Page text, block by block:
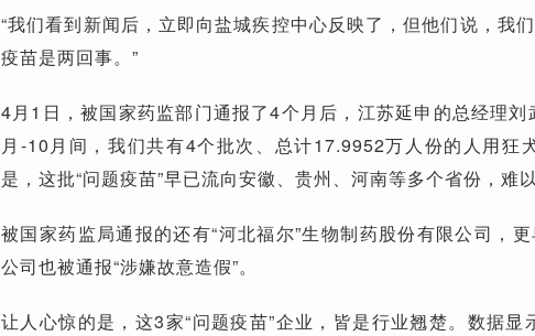
“我们看到新闻后，立即向盐城疾控中心反映了，但他们说，我
疫苗是两回事。”
4月1日，被国家药监部门通报了4个月后，江苏延申的总经理
月-10月间，我们共有4个批次、总计17.9952万人份的人用狂
是，这批“问题疫苗”早已流向安徽、贵州、河南等多个省份，难以
被国家药监局通报的还有“河北福尔”生物制药股份有限公司，
公司也被通报“涉嫌故意造假”。
让人心惊的是，这3家“问题疫苗”企业，皆是行业翘楚。数据